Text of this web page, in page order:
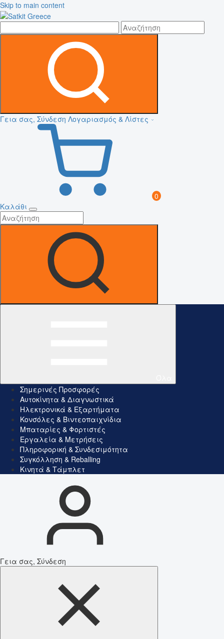
Skip to main content
Γεια σας, Σύνδεση Λογαριασμός & Λίστες
0
Καλάθι
Σημερινές Προσφορές
Αυτοκίνητα & Διαγνωστικά
Ηλεκτρονικά & Εξαρτήματα
Κονσόλες & Βιντεοπαιχνίδια
Μπαταρίες & Φορτιστές
Εργαλεία & Μετρήσεις
Πληροφορική & Συνδεσιμότητα
Συγκόλληση & Reballing
Κινητά & Τάμπλετ
Γεια σας, Σύνδεση